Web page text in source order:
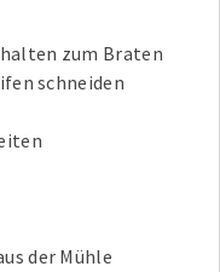
zum Braten
schneiden
der Mühle